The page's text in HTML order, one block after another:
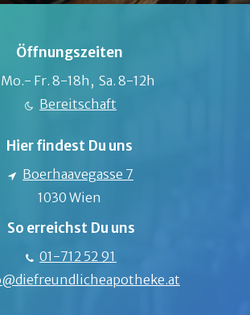
Öffnungszeiten
Mo.- Fr. 8-18h, Sa. 8-12h
Bereitschaft
Hier findest Du uns
Boerhaavegasse 7
1030 Wien
So erreichst Du uns
01-712 52 91